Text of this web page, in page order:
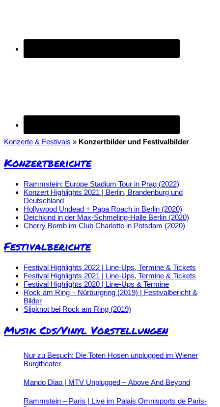
Konzerte & Festivals » Konzertbilder und Festivalbilder
Konzertberichte
Rammstein: Europe Stadium Tour in Prag (2022)
Konzert Highlights 2021 | Berlin, Brandenburg und
Deutschland
Hollywood Undead + Papa Roach in Berlin (2020)
Deichkind in der Max-Schmeling-Halle Berlin (2020)
Cherry Bomb im Club Charlotte in Potsdam (2020)
Festivalberichte
Festival Highlights 2022 | Line-Ups, Termine & Tickets
Festival Highlights 2021 | Line-Ups, Termine & Tickets
Festival Highlights 2020 | Line-Ups & Termine
Rock am Ring – Nürburgring (2019) | Festivalbericht &
Bilder
Slipknot bei Rock am Ring (2019)
Musik Cds/Vinyl Vorstellungen
Nur zu Besuch: Die Toten Hosen unplugged im Wiener
Burgtheater
Mando Diao | MTV Unplugged – Above And Beyond
Rammstein – Paris | Live im Palais Omnisports de Paris-